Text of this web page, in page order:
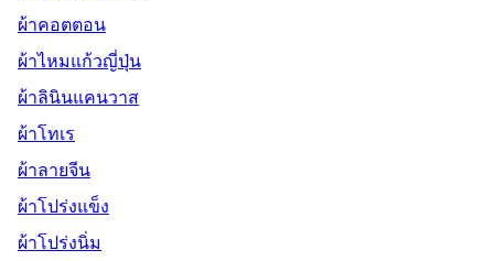
ผ้าคอตตอน
ผ้าไหมแก้วญี่ปุ่น
ผ้าลินินแคนวาส
ผ้าโทเร
ผ้าลายจีน
ผ้าโปร่งแข็ง
ผ้าโปร่งนิ่ม